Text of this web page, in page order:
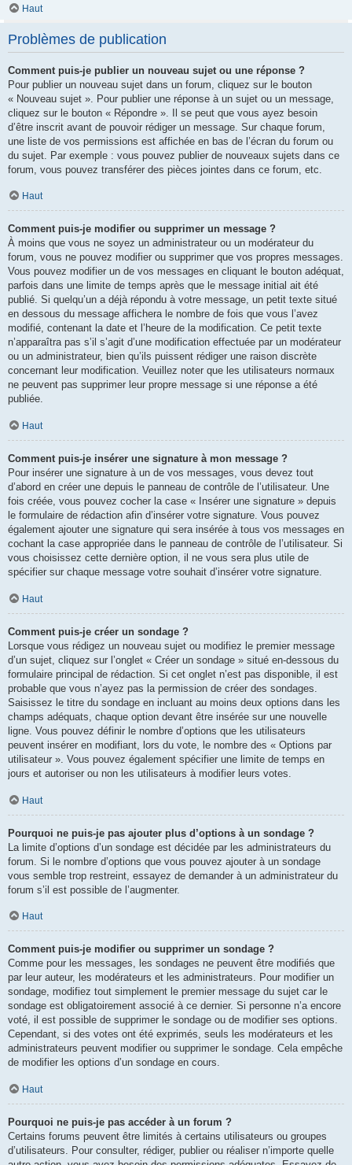
Haut
Problèmes de publication
Comment puis-je publier un nouveau sujet ou une réponse ?
Pour publier un nouveau sujet dans un forum, cliquez sur le bouton
« Nouveau sujet ». Pour publier une réponse à un sujet ou un message,
cliquez sur le bouton « Répondre ». Il se peut que vous ayez besoin
d’être inscrit avant de pouvoir rédiger un message. Sur chaque forum,
une liste de vos permissions est affichée en bas de l’écran du forum ou
du sujet. Par exemple : vous pouvez publier de nouveaux sujets dans ce
forum, vous pouvez transférer des pièces jointes dans ce forum, etc.
Haut
Comment puis-je modifier ou supprimer un message ?
À moins que vous ne soyez un administrateur ou un modérateur du
forum, vous ne pouvez modifier ou supprimer que vos propres messages.
Vous pouvez modifier un de vos messages en cliquant le bouton adéquat,
parfois dans une limite de temps après que le message initial ait été
publié. Si quelqu’un a déjà répondu à votre message, un petit texte situé
en dessous du message affichera le nombre de fois que vous l’avez
modifié, contenant la date et l’heure de la modification. Ce petit texte
n’apparaîtra pas s’il s’agit d’une modification effectuée par un modérateur
ou un administrateur, bien qu’ils puissent rédiger une raison discrète
concernant leur modification. Veuillez noter que les utilisateurs normaux
ne peuvent pas supprimer leur propre message si une réponse a été
publiée.
Haut
Comment puis-je insérer une signature à mon message ?
Pour insérer une signature à un de vos messages, vous devez tout
d’abord en créer une depuis le panneau de contrôle de l’utilisateur. Une
fois créée, vous pouvez cocher la case « Insérer une signature » depuis
le formulaire de rédaction afin d’insérer votre signature. Vous pouvez
également ajouter une signature qui sera insérée à tous vos messages en
cochant la case appropriée dans le panneau de contrôle de l’utilisateur. Si
vous choisissez cette dernière option, il ne vous sera plus utile de
spécifier sur chaque message votre souhait d’insérer votre signature.
Haut
Comment puis-je créer un sondage ?
Lorsque vous rédigez un nouveau sujet ou modifiez le premier message
d’un sujet, cliquez sur l’onglet « Créer un sondage » situé en-dessous du
formulaire principal de rédaction. Si cet onglet n’est pas disponible, il est
probable que vous n’ayez pas la permission de créer des sondages.
Saisissez le titre du sondage en incluant au moins deux options dans les
champs adéquats, chaque option devant être insérée sur une nouvelle
ligne. Vous pouvez définir le nombre d’options que les utilisateurs
peuvent insérer en modifiant, lors du vote, le nombre des « Options par
utilisateur ». Vous pouvez également spécifier une limite de temps en
jours et autoriser ou non les utilisateurs à modifier leurs votes.
Haut
Pourquoi ne puis-je pas ajouter plus d’options à un sondage ?
La limite d’options d’un sondage est décidée par les administrateurs du
forum. Si le nombre d’options que vous pouvez ajouter à un sondage
vous semble trop restreint, essayez de demander à un administrateur du
forum s’il est possible de l’augmenter.
Haut
Comment puis-je modifier ou supprimer un sondage ?
Comme pour les messages, les sondages ne peuvent être modifiés que
par leur auteur, les modérateurs et les administrateurs. Pour modifier un
sondage, modifiez tout simplement le premier message du sujet car le
sondage est obligatoirement associé à ce dernier. Si personne n’a encore
voté, il est possible de supprimer le sondage ou de modifier ses options.
Cependant, si des votes ont été exprimés, seuls les modérateurs et les
administrateurs peuvent modifier ou supprimer le sondage. Cela empêche
de modifier les options d’un sondage en cours.
Haut
Pourquoi ne puis-je pas accéder à un forum ?
Certains forums peuvent être limités à certains utilisateurs ou groupes
d’utilisateurs. Pour consulter, rédiger, publier ou réaliser n’importe quelle